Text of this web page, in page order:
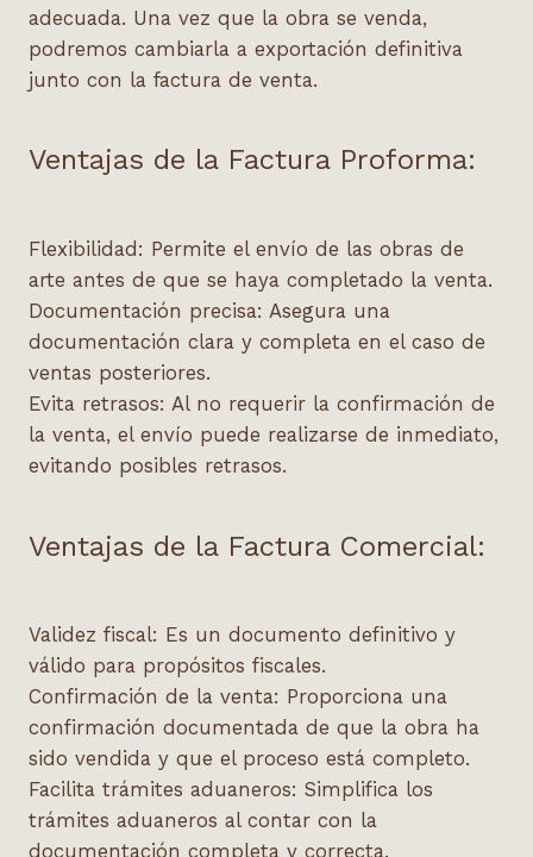
adecuada. Una vez que la obra se venda,
podremos cambiarla a exportación definitiva
junto con la factura de venta.
Ventajas de la Factura Proforma:
Flexibilidad : Permite el envío de las obras de
arte antes de que se haya completado la venta.
Documentación precisa: Asegura una
documentación clara y completa en el caso de
ventas posteriores.
Evita retrasos: Al no requerir la confirmación de
la venta, el envío puede realizarse de inmediato,
evitando posibles retrasos.
Ventajas de la Factura Comercial:
Validez fiscal: Es un documento definitivo y
válido para propósitos fiscales.
Confirmación de la venta: Proporciona una
confirmación documentada de que la obra ha
sido vendida y que el proceso está completo.
Facilita trámites aduaneros: Simplifica los
trámites aduaneros al contar con la
documentación completa y correcta.